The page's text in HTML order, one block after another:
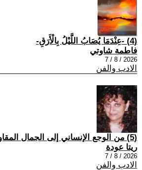
(4) -عِنْدَمَا يُصَابُ اللَّيْلُ بِالْأَرَقِ-
فاطمة شاوتي
2026 / 8 / 7
الادب والفن
(5) من الوجع الإنساني إلى الجمال المقاوم
ريتا عودة
2026 / 8 / 7
الادب والفن